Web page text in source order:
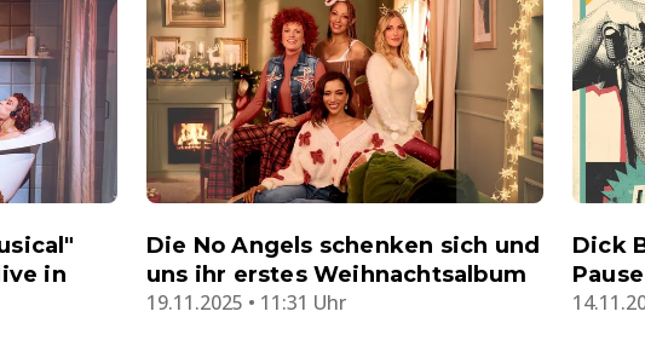
in
Die No Angels schenken sich und
uns ihr erstes Weihnachtsalbum
19.11.2025 • 11:31 Uhr
Dick